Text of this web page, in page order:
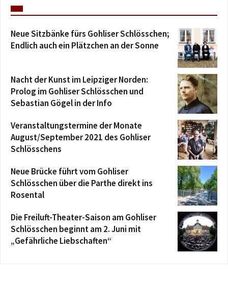
Neue Sitzbänke fürs Gohliser Schlösschen;
Endlich auch ein Plätzchen an der Sonne
Nacht der Kunst im Leipziger Norden:
Prolog im Gohliser Schlösschen und
Sebastian Gögel in der Info
Veranstaltungstermine der Monate
August/September 2021 des Gohliser
Schlösschens
Neue Brücke führt vom Gohliser
Schlösschen über die Parthe direkt ins
Rosental
Die Freiluft-Theater-Saison am Gohliser
Schlösschen beginnt am 2. Juni mit
„Gefährliche Liebschaften“